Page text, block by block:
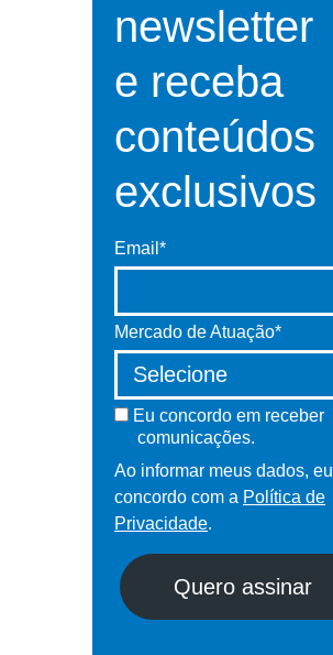
newsletter
e receba
conteúdos
exclusivos
Email*
Mercado de Atuação*
Eu concordo em receber
comunicações.
Ao informar meus dados, eu
concordo com a Política de
Privacidade.
Quero assinar